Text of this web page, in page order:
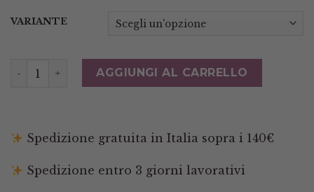
VARIANTE
Ciondolo Pendente TONI DEL VERDE 9 Varianti
AGGIUNGI AL CARRELLO
Spedizione gratuita in Italia sopra i 140€
Spedizione entro 3 giorni lavorativi